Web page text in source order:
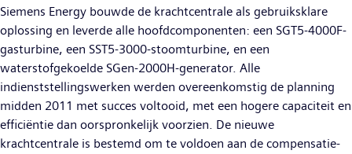
Siemens Energy bouwde de krachtcentrale als gebruiksklare
oplossing en leverde alle hoofdcomponenten: een SGT5-4000F-
gasturbine, een SST5-3000-stoomturbine, en een
waterstofgekoelde SGen-2000H-generator. Alle
indienststellingswerken werden overeenkomstig de planning
midden 2011 met succes voltooid, met een hogere capaciteit en
efficiëntie dan oorspronkelijk voorzien. De nieuwe
krachtcentrale is bestemd om te voldoen aan de compensatie-